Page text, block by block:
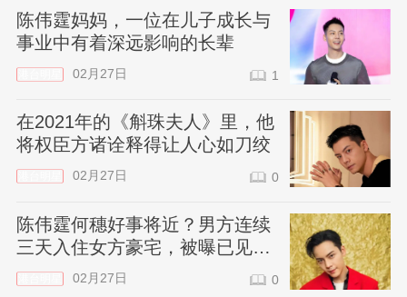
陈伟霆妈妈，一位在儿子成长与
事业中有着深远影响的长辈
02月27日 1
在2021年的《斛珠夫人》里，他
将权臣方诸诠释得让人心如刀绞
02月27日 0
陈伟霆何穗好事将近？男方连续
三天入住女方豪宅，被曝已见过
家长
02月27日 0